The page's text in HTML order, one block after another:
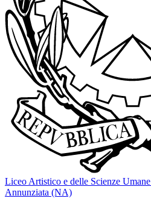
Liceo Artistico e delle Scienze Umane
Annunziata (NA)